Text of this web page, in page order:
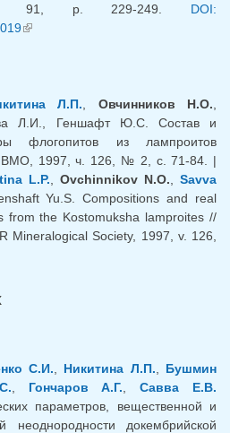
91, p. 229-249. DOI:
(внешняя ссылка)
Л.П., Овчинников Н.О.,
Л.И., Геншафт Ю.С. Состав и
флогопитов из лампроитов
ВМО, 1997, ч. 126, № 2, с. 71-84. |
L.P., Ovchinnikov N.O., Savva
Yu.S. Compositions and real
from the Kostomuksha lamproites //
Mineralogical Society, 1997, v. 126,
С.И. Никитина Л.П.
Бушмин
Гончаров А.Г. ,Савва Е.В.
параметров, вещественной и
неоднородности докембрийской